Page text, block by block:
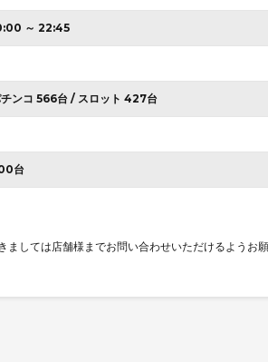
～ 22:45
ンコ 566台 / スロット 427台
台
しては店舗様までお問い合わせいただけるようお